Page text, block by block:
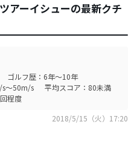
アーイシューの最新クチ
ゴルフ歴：6年～10年
s～50m/s
平均スコア：80未満
程度
2018/5/15（火）17:20